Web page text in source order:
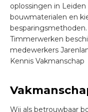
oplossingen in
bouwmaterialen en
Timmerwerken
medewerkers
Kennis Vakmanschap
Wij als betrouwbaar